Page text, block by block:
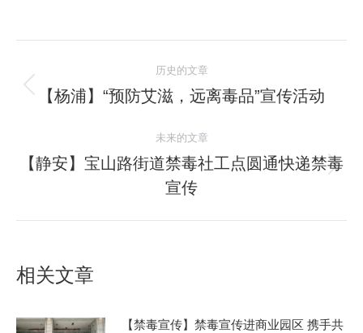
章
航
历史的文章
历
的
文
章：
【杨浦】“预防艾滋，远离毒品”宣传活动
未来的文章
未
来
的
【静安】宝山路街道禁毒社工点圆通快递禁毒
宣传
相关文章
【禁毒宣传】禁毒宣传进商业园区 携手共